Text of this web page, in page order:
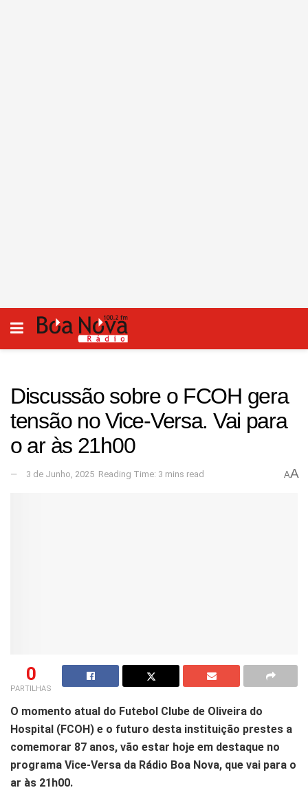
Discussão sobre o FCOH gera
tensão no Vice-Versa. Vai para
o ar às 21h00
3 de Junho, 2025 Reading Time: 3 mins read AA
0
PARTILHAS
O momento atual do Futebol Clube de Oliveira do
Hospital (FCOH) e o futuro desta instituição prestes a
comemorar 87 anos, vão estar hoje em destaque no
programa Vice-Versa da Rádio Boa Nova, que vai para o
ar às 21h00.